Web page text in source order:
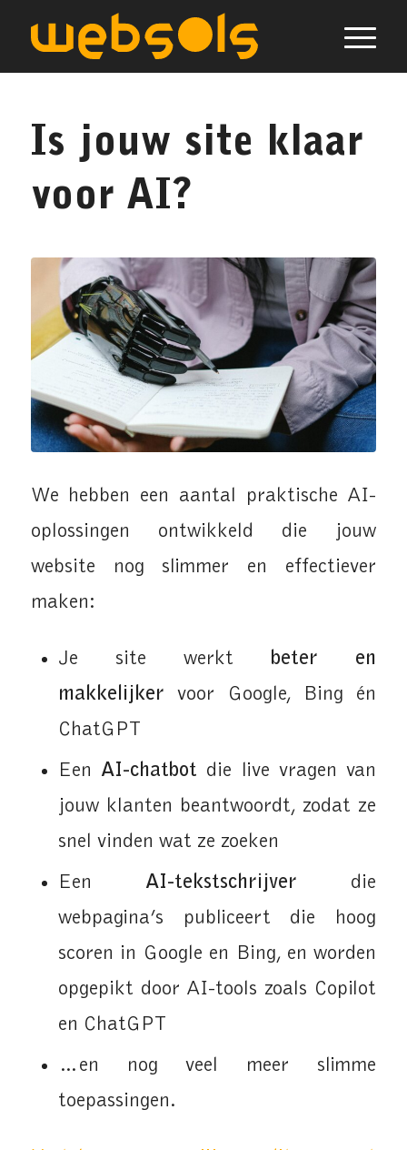
Is jouw site klaar
voor AI?
We hebben een aantal praktische AI-
oplossingen ontwikkeld die jouw
website nog slimmer en effectiever
maken:
Je site werkt beter en
makkelijkervoor Google, Bing én
ChatGPT
Een AI-chatbot die live vragen van
jouw klanten beantwoordt, zodat ze
snel vinden wat ze zoeken
Een AI-tekstschrijver die
webpagina’s publiceert die hoog
scoren in Google en Bing, en worden
opgepikt door AI-tools zoals Copilot
en ChatGPT
…en nog veel meer slimme
toepassingen.